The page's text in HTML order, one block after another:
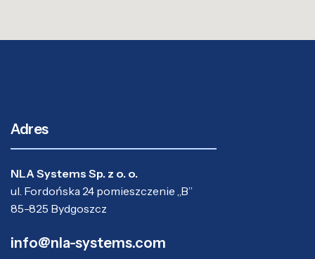
Adres
NLA Systems Sp. z o. o.
ul. Fordońska 24 pomieszczenie „B”
85-825 Bydgoszcz
info@nla-systems.com